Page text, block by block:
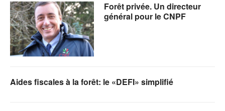
Forêt privée. Un directeur
général pour le CNPF
Aides fiscales à la forêt: le «DEFI» simplifié